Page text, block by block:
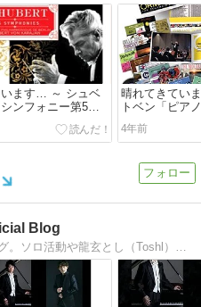
ます… ～ シュベ
ンフォニー第5
晴れてきてい
トベン「ピア
ルト第1番」
4年前
Blog
ピアニスト小瀧俊治公式ブログ。ソロ活動や龍玄とし（Toshl）他、ライブサポート等の出演情報や演奏動画などを掲載しています。